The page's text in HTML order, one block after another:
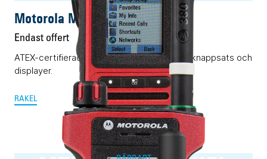
Motorola MTP8550Ex RAKEL
Endast offert
ATEX-certifierad Rakelmobil med komplett knappsats och
displayer.
RAKEL